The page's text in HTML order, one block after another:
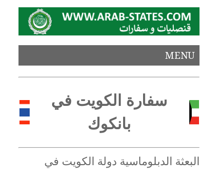
MENU
سفارة الكويت في
بانكوك
البعثة الدبلوماسية دولة الكويت في